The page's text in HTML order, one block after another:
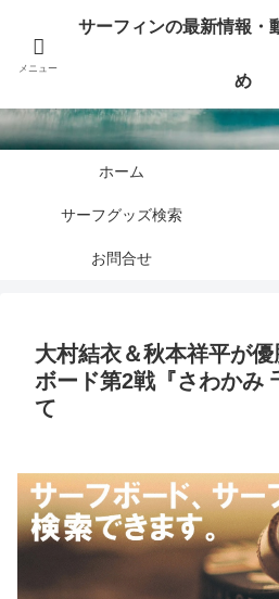
サーフィンに関するニュース・話題や最新
ホーム
サーフグッズ検索
お問合せ
大村結衣＆秋本祥平が
ボード第2戦『さわかみ
て
メニュー
サーフィンの最新情報・
め